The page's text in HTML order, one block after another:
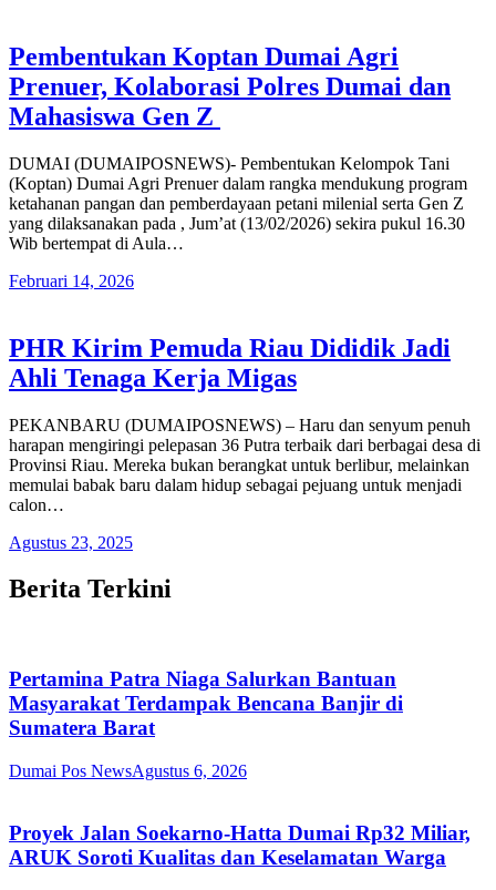
Pembentukan Koptan Dumai Agri
Prenuer, Kolaborasi Polres Dumai dan
Mahasiswa Gen Z
DUMAI (DUMAIPOSNEWS)- Pembentukan Kelompok Tani
(Koptan) Dumai Agri Prenuer dalam rangka mendukung program
ketahanan pangan dan pemberdayaan petani milenial serta Gen Z
yang dilaksanakan pada , Jum’at (13/02/2026) sekira pukul 16.30
Wib bertempat di Aula…
Februari 14, 2026
PHR Kirim Pemuda Riau Dididik Jadi
Ahli Tenaga Kerja Migas
PEKANBARU (DUMAIPOSNEWS) – Haru dan senyum penuh
harapan mengiringi pelepasan 36 Putra terbaik dari berbagai desa di
Provinsi Riau. Mereka bukan berangkat untuk berlibur, melainkan
memulai babak baru dalam hidup sebagai pejuang untuk menjadi
calon…
Agustus 23, 2025
Berita Terkini
Pertamina Patra Niaga Salurkan Bantuan
Masyarakat Terdampak Bencana Banjir di
Sumatera Barat
Dumai Pos NewsAgustus 6, 2026
Proyek Jalan Soekarno-Hatta Dumai Rp32 Miliar,
ARUK Soroti Kualitas dan Keselamatan Warga